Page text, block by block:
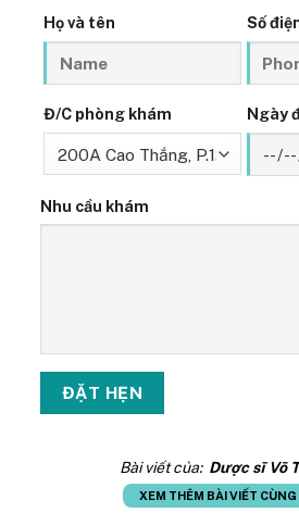
Họ và tên Số
Đ/C phòng khám Ngày
Nhu cầu khám
Bài viết của: Dược sĩ Võ
XEM THÊM BÀI VIẾT CÙNG